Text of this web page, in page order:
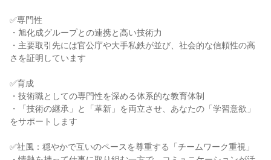
✅専門性
・旭化成グループとの連携と高い技術力
・主要取引先には官公庁や大手私鉄が並び、社会的な信頼性の高
さを証明しています
✅育成
・技術職としての専門性を深める体系的な教育体制
・「技術の継承」と「革新」を両立させ、あなたの「学習意欲」
をサポートします
✅社風：穏やかで互いのペースを尊重する「チームワーク重視」